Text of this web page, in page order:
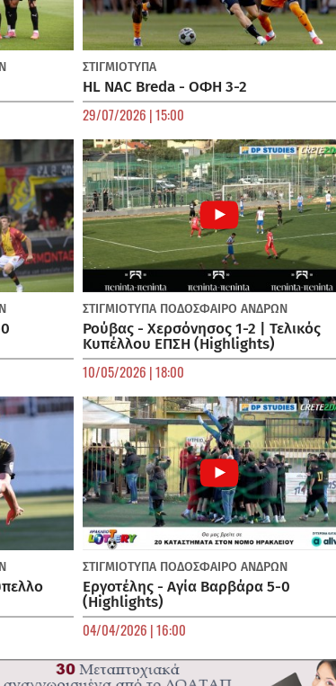
ΣΤΙΓΜΙΟΤΥΠΑ
HL NAC Breda - ΟΦΗ 3-2
29/07/2026 | 15:00
ΣΤΙΓΜΙΟΤΥΠΑ ΠΟΔΌΣΦΑΙΡΟ ΑΝΔΡΏΝ
Ρούβας - Χερσόνησος 1-2 | Τελικός
Κυπέλλου ΕΠΣΗ (Highlights)
10/05/2026 | 18:00
ΣΤΙΓΜΙΟΤΥΠΑ ΠΟΔΌΣΦΑΙΡΟ ΑΝΔΡΏΝ
Εργοτέλης - Αγία Βαρβάρα 5-0
(Highlights)
04/04/2026 | 16:00